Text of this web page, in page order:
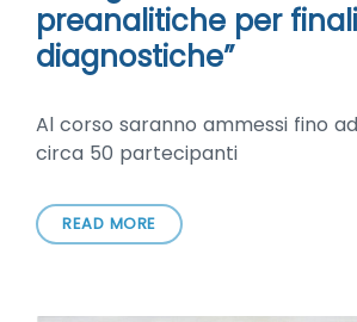
preanalitiche per
diagnostiche”
Al corso saranno ammessi fino
circa 50 partecipanti
READ MORE